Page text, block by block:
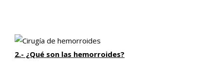
2.- ¿Qué son las hemorroides?